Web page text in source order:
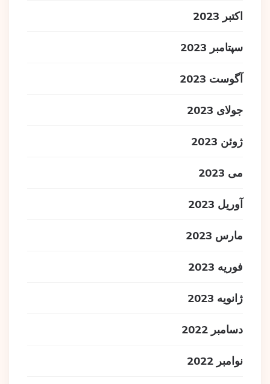
اکتبر 2023
سپتامبر 2023
آگوست 2023
جولای 2023
ژوئن 2023
می 2023
آوریل 2023
مارس 2023
فوریه 2023
ژانویه 2023
دسامبر 2022
نوامبر 2022